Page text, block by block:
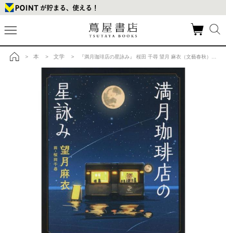
> 本 > 文学 > 『満月珈琲店の星詠み』 桜田 千尋 望月 麻衣（文藝春秋）の商品詳細